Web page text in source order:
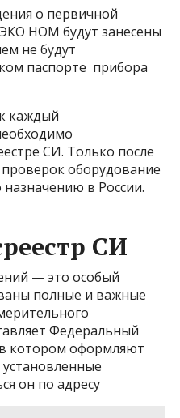
о первичной
НОМ будут занесены
не будут
паспорте прибора
каждый
СИ. Только после
оборудование
в России.
СИ
— это особый
полные и важные
Федеральный
котором оформляют
установленные
он по адресу